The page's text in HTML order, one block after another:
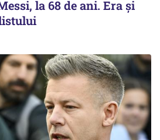
la 68 de ani. Era și